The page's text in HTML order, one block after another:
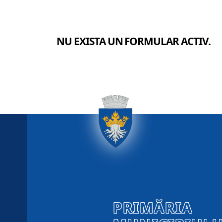
NU EXISTA UN FORMULAR ACTIV.
PRIMĂRIA